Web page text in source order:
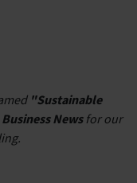
"Sustainable
Newsfor our